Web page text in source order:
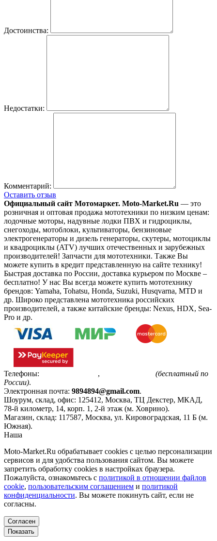
Достоинства:
Недостатки:
Комментарий:
Оставить отзыв
Официальный сайт Мотомаркет. Moto-Market.Ru — это
розничная и оптовая продажа мототехники по низким ценам:
лодочные моторы, надувные лодки ПВХ и гидроциклы,
снегоходы, мотоблоки, культиваторы, бензиновые
электрогенераторы и дизель генераторы, скутеры, мотоциклы
и квадроциклы (ATV) лучших отечественных и зарубежных
производителей! Запчасти для мототехники. Также Вы
можете купить в кредит представленную на сайте технику!
Быстрая доставка по России, доставка курьером по Москве –
бесплатно! У нас Вы всегда можете купить мототехнику
брендов: Yamaha, Tohatsu, Honda, Suzuki, Husqvarna, MTD и
др. Широко представлена мототехника российских
производителей, а также китайские бренды: Nexus, HDX, Sea-
Pro и др.
Телефоны: ,
(бесплатный по
России).
Электронная почта: 9894894@gmail.com.
Шоурум, склад, офис: 125412, Москва, ТЦ Декстер, МКАД,
78-й километр, 14, корп. 1, 2-й этаж (м. Ховрино).
Магазин, склад: 117587, Москва, ул. Кировоградская, 11 Б (м.
Южная).
Наша
Moto-Market.Ru обрабатывает сookies с целью персонализации
сервисов и для удобства пользования сайтом. Вы можете
запретить обработку сookies в настройках браузера.
Пожалуйста, ознакомьтесь с политикой в отношении файлов
cookie, пользовательским соглашением и политикой
конфиденциальности. Вы можете покинуть сайт, если не
согласны.
Согласен
Показать